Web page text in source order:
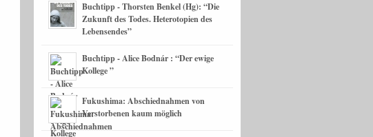
Buchtipp - Thorsten Benkel (Hg): “Die
Zukunft des Todes. Heterotopien des
Lebensendes”
Buchtipp - Alice Bodnár : “Der ewige
Kollege ”
Fukushima: Abschiednahmen von
Verstorbenen kaum möglich